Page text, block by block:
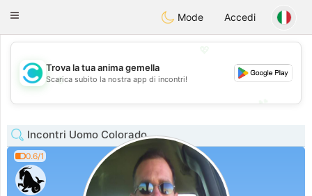
olombiaCitas
Toggle
Mode Accedi
💖
Trova la tua anima gemella
Scarica subito la nostra app di incontri!
Incontri Uomo Colorado
0.6/1